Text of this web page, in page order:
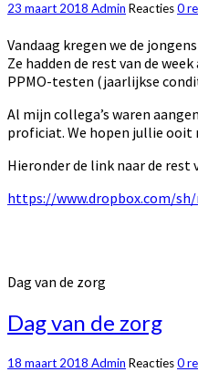
23 maart 2018 Admin Reacties0
Vandaag kregen we de
Ze hadden de rest van de
PPMO-testen (jaarlijkse
Al mijn collega’s waren
proficiat. We hopen jullie ooit
Hieronder de link naar de rest
https://www.dropbox.com/sh/
Dag van de zorg
Dag van de zorg
18 maart 2018 Admin Reacties0